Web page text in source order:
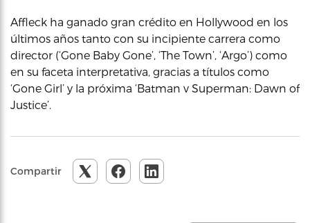
Affleck ha ganado gran crédito en Hollywood en los
últimos años tanto con su incipiente carrera como
director (‘Gone Baby Gone’, ‘The Town’, ‘Argo’) como
en su faceta interpretativa, gracias a títulos como
‘Gone Girl’ y la próxima ‘Batman v Superman: Dawn of
Justice’.
Compartir